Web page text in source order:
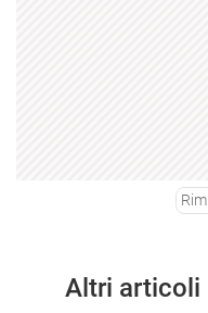
Altri articoli